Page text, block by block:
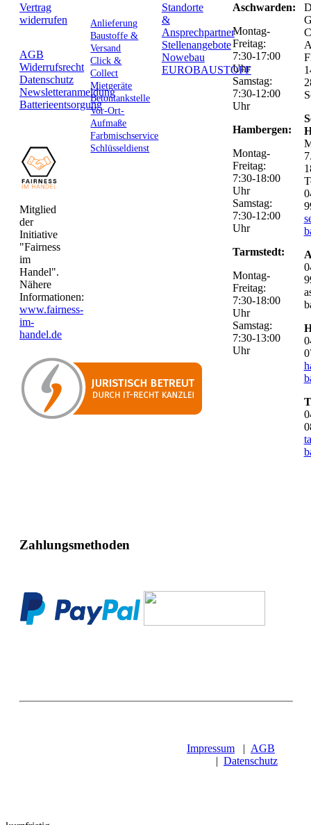
Vertrag
widerrufen
AGB
Widerrufsrecht
Datenschutz
Newsletteranmeldung
Batterieentsorgung
Mitglied
der
Initiative
"Fairness
im
Handel".
Nähere
Informationen:
www.fairness-
im-
handel.de
Anlieferung
Baustoffe &
Versand
Click &
Collect
Mietgeräte
Betontankstelle
Vor-Ort-
Aufmaße
Farbmischservice
Schlüsseldienst
Standorte
&
Ansprechpartner
Stellenangebote
Nowebau
EUROBAUSTOFF
Aschwarden:
Montag-
Freitag:
7:30-17:00
Uhr
Samstag:
7:30-12:00
Uhr
Hambergen:
Montag-
Freitag:
7:30-18:00
Uhr
Samstag:
7:30-12:00
Uhr
Tarmstedt:
Montag-
Freitag:
7:30-18:00
Uhr
Samstag:
7:30-13:00
Uhr
Zahlungsmethoden
Impressum | AGB
| Datenschutz